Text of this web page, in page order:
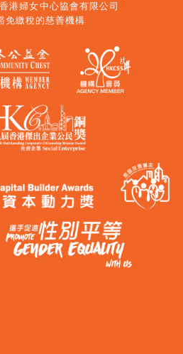
港婦女中心協會有限公司
免繳稅的慈善機構